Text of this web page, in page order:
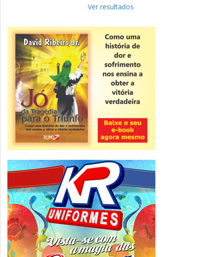
para complementar informações
Novidade
CNPJ alfanumérico começa a ser emitido
nesta sexta
ver todas »
Ver resultados